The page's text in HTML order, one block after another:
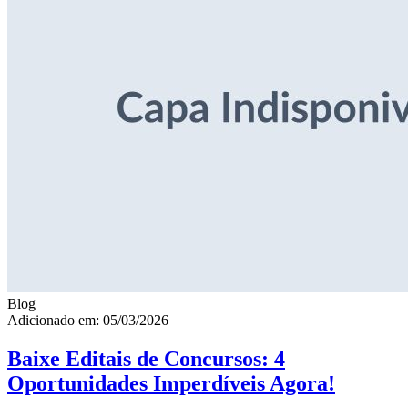
Blog
Adicionado em: 05/03/2026
Baixe Editais de Concursos: 4
Oportunidades Imperdíveis Agora!